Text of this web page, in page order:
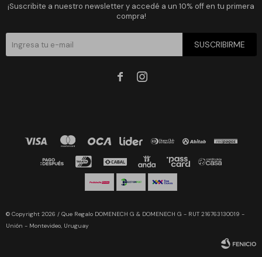
¡Suscribite a nuestro newsletter y accedé a un 10% off en tu primera
compra!
SUSCRIBIRME
 
© Copyright 2026 / Que Regalo DOMENECH G & DOMENECH G - RUT 216763130019 -
Unión - Montevideo, Uruguay